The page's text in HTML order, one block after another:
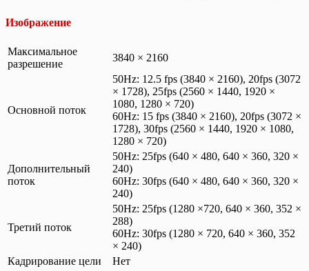
Изображение
Максимальное
разрешение
3840 × 2160
Основной поток
50Hz: 12.5 fps (3840 × 2160), 20fps (3072
× 1728), 25fps (2560 × 1440, 1920 ×
1080, 1280 × 720)
60Hz: 15 fps (3840 × 2160), 20fps (3072 ×
1728), 30fps (2560 × 1440, 1920 × 1080,
1280 × 720)
Дополнительный
поток
50Hz: 25fps (640 × 480, 640 × 360, 320 ×
240)
60Hz: 30fps (640 × 480, 640 × 360, 320 ×
240)
Третий поток
50Hz: 25fps (1280 ×720, 640 × 360, 352 ×
288)
60Hz: 30fps (1280 × 720, 640 × 360, 352
× 240)
Кадрирование цели
Нет